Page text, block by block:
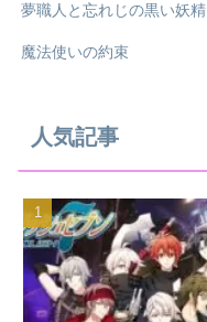
夢職人と忘れじの黒い妖精
魔法使いの約束
人気記事